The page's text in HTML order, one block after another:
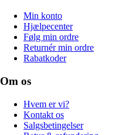
Min konto
Hjælpecenter
Følg min ordre
Returnér min ordre
Rabatkoder
Om os
Hvem er vi?
Kontakt os
Salgsbetingelser